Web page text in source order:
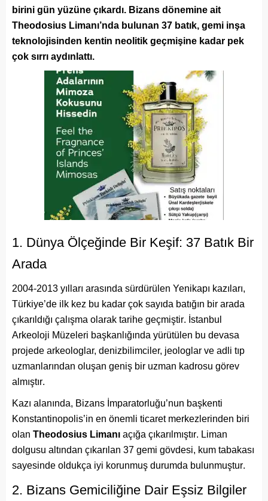
birini gün yüzüne çıkardı. Bizans dönemine ait
Theodosius Limanı’nda bulunan 37 batık, gemi inşa
teknolojisinden kentin neolitik geçmişine kadar pek
çok sırrı aydınlattı.
1. Dünya Ölçeğinde Bir Keşif: 37 Batık Bir
Arada
2004-2013 yılları arasında sürdürülen Yenikapı kazıları,
Türkiye’de ilk kez bu kadar çok sayıda batığın bir arada
çıkarıldığı çalışma olarak tarihe geçmiştir. İstanbul
Arkeoloji Müzeleri başkanlığında yürütülen bu devasa
projede arkeologlar, denizbilimciler, jeologlar ve adli tıp
uzmanlarından oluşan geniş bir uzman kadrosu görev
almıştır.
Kazı alanında, Bizans İmparatorluğu’nun başkenti
Konstantinopolis’in en önemli ticaret merkezlerinden biri
olan Theodosius Limanı açığa çıkarılmıştır. Liman
dolgusu altından çıkarılan 37 gemi gövdesi, kum tabakası
sayesinde oldukça iyi korunmuş durumda bulunmuştur.
2. Bizans Gemiciliğine Dair Eşsiz Bilgiler